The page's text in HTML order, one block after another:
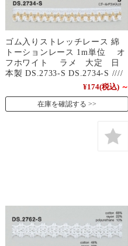
ゴム入りストレッチレース 綿
トーションレース 1m単位 オ
フホワイト ラメ 大定 日
本製 DS.2733-S DS.2734-S ////
¥174(税込) ～
在庫を確認する